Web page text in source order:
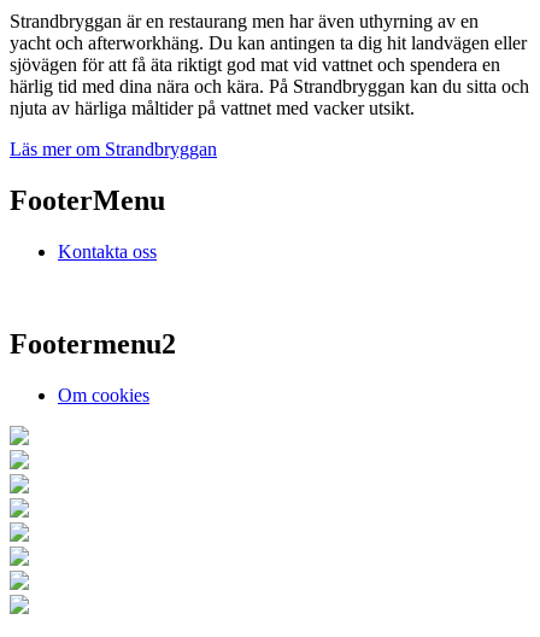
Strandbryggan är en restaurang men har även uthyrning av en
yacht och afterworkhäng. Du kan antingen ta dig hit landvägen eller
sjövägen för att få äta riktigt god mat vid vattnet och spendera en
härlig tid med dina nära och kära. På Strandbryggan kan du sitta och
njuta av härliga måltider på vattnet med vacker utsikt.
Läs mer om Strandbryggan
FooterMenu
Kontakta oss
Footermenu2
Om cookies